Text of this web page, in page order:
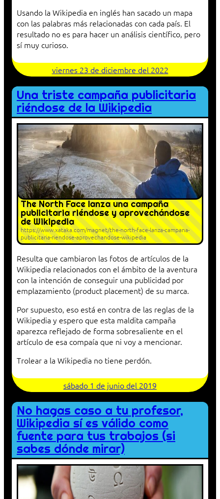
Usando la Wikipedia en inglés han sacado un mapa
con las palabras más relacionadas con cada país. El
resultado no es para hacer un análisis científico, pero
sí muy curioso.
viernes 23 de diciembre del 2022
Una triste campaña publicitaria
riéndose de la Wikipedia
The North Face lanza una campaña
publicitaria riéndose y aprovechándose
de Wikipedia
https://www.xataka.com/magnet/the-north-face-lanza-campana-
publicitaria-riendose-aprovechandose-wikipedia
Resulta que cambiaron las fotos de artículos de la
Wikipedia relacionados con el ámbito de la aventura
con la intención de conseguir una publicidad por
emplazamiento (product placement) de su marca.
Por supuesto, eso está en contra de las reglas de la
Wikipedia y espero que esta maldita campaña
aparezca reflejado de forma sobresaliente en el
artículo de esa compaía que ni voy a mencionar.
Trolear a la Wikipedia no tiene perdón.
sábado 1 de junio del 2019
No hagas caso a tu profesor,
Wikipedia sí es válido como
fuente para tus trabajos (si
sabes dónde mirar)